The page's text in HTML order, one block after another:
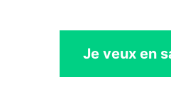
Je veux en